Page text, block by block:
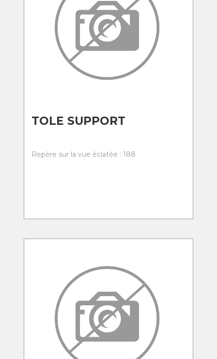
TOLE SUPPORT
Repère sur la vue éclatée : 188